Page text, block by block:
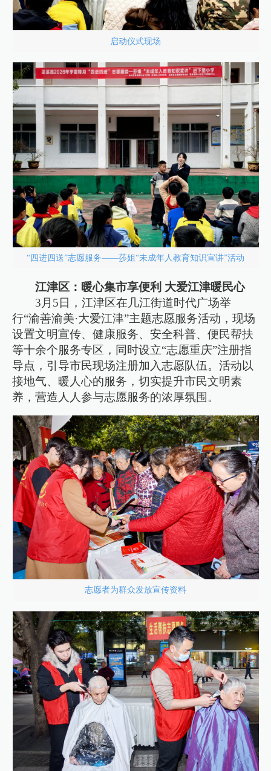
启动仪式现场
“四进四送”志愿服务——莎姐“未成年人教育知识宣讲”活动
江津区：暖心集市享便利 大爱江津暖民心
3月5日，江津区在几江街道时代广场举
行“渝善渝美·大爱江津”主题志愿服务活动，现场
设置文明宣传、健康服务、安全科普、便民帮扶
等十余个服务专区，同时设立“志愿重庆”注册指
导点，引导市民现场注册加入志愿队伍。活动以
接地气、暖人心的服务，切实提升市民文明素
养，营造人人参与志愿服务的浓厚氛围。
志愿者为群众发放宣传资料